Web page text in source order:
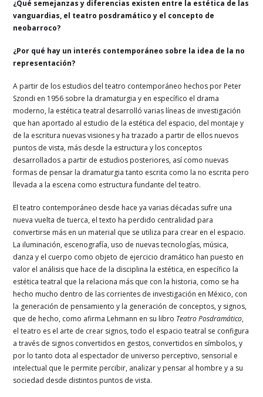
¿Qué semejanzas y diferencias existen entre la estética de las
vanguardias, el teatro posdramático y el concepto de
neobarroco?
¿Por qué hay un interés contemporáneo sobre la idea de la no
representación?
A partir de los estudios del teatro contemporáneo hechos por Peter
Szondi en 1956 sobre la dramaturgia y en específico el drama
moderno, la estética teatral desarrolló varias líneas de investigación
que han aportado al estudio de la estética del espacio, del montaje y
de la escritura nuevas visiones y ha trazado a partir de ellos nuevos
puntos de vista, más desde la estructura y los conceptos
desarrollados a partir de estudios posteriores, así como nuevas
formas de pensar la dramaturgia tanto escrita como la no escrita pero
llevada a la escena como estructura fundante del teatro.
El teatro contemporáneo desde hace ya varias décadas sufre una
nueva vuelta de tuerca, el texto ha perdido centralidad para
convertirse más en un material que se utiliza para crear en el espacio.
La iluminación, escenografía, uso de nuevas tecnologías, música,
danza y el cuerpo como objeto de ejercicio dramático han puesto en
valor el análisis que hace de la disciplina la estética, en específico la
estética teatral que la relaciona más que con la historia, como se ha
hecho mucho dentro de las corrientes de investigación en México, con
la generación de pensamiento y la generación de conceptos, y signos,
que de hecho, como afirma Lehmann en su libro Teatro Posdramático,
el teatro es el arte de crear signos, todo el espacio teatral se configura
a través de signos convertidos en gestos, convertidos en símbolos, y
por lo tanto dota al espectador de universo perceptivo, sensorial e
intelectual que le permite percibir, analizar y pensar al hombre y a su
sociedad desde distintos puntos de vista.